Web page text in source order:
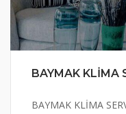
BAYMAK KLİMA
BAYMAK KLİMA